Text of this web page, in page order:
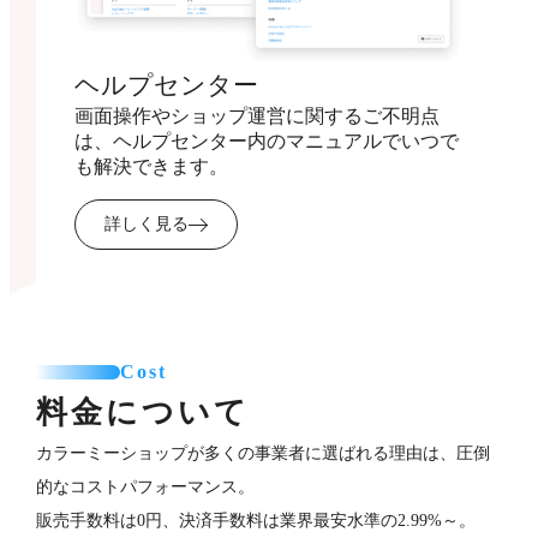
ヘルプセンター
画面操作やショップ運営に関するご不明点
は、ヘルプセンター内のマニュアルでいつで
も解決できます。
詳しく見る
Cost
料金について
カラーミーショップが多くの事業者に選ばれる理由は、圧倒
的なコストパフォーマンス。
販売手数料は0円、決済手数料は業界最安水準の2.99%～。